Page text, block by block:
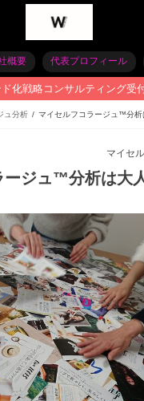
概要 代表プロフィール
化戦略コンサルティング受
ュ分析 マイセルフコラージュ™分析
マイセ
ージュ™分析は大